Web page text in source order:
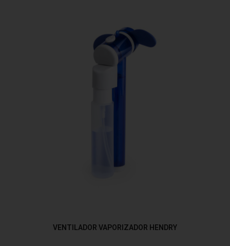
VENTILADOR VAPORIZADOR HENDRY